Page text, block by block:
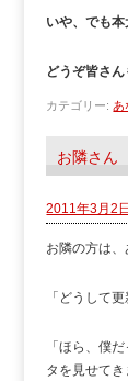
いや、でも
どうぞ皆さ
カテゴリー: あ
お隣さん
2011年3月2日
お隣の方は、
「どうして
「ほら、僕
タを見せてき